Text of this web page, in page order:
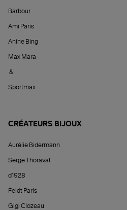
Barbour
Ami Paris
Anine Bing
Max Mara
&
Sportmax
CRÉATEURS BIJOUX
Aurélie Bidermann
Serge Thoraval
d1928
Feidt Paris
Gigi Clozeau